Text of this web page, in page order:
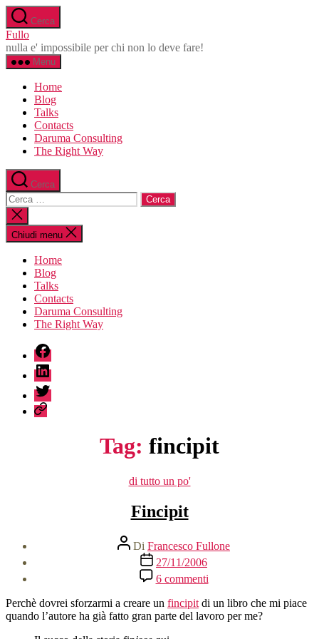
Salta
al
contenuto
Cerca
Fullo
nulla e' impossibile per chi non lo deve fare!
Menu
Home
Blog
Talks
Contacts
Daruma Consulting
The Right Way
Cerca
Cerca:
Chiudi
la
ricerca
Chiudi menu
Home
Blog
Talks
Contacts
Daruma Consulting
The Right Way
fb
linkedin
twitter
sessionize
Tag: fincipit
Categorie
di tutto un po'
Fincipit
Autore
articolo
Di Francesco Fullone
Data
dell'articolo
27/11/2006
6 commentisu
Fincipit
Perchè dovrei sforzarmi a creare un fincipit di un libro che mi piace
quando l’autore ha già fatto gran parte del lavoro per me?